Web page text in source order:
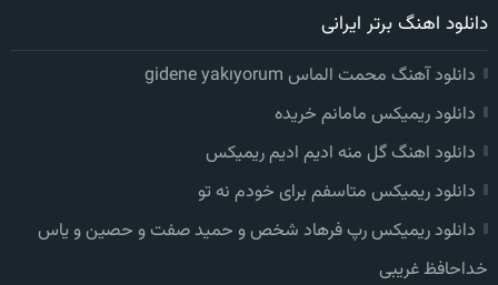
دانلود اهنگ برتر ایرانی
دانلود آهنگ محمت الماس gidene yakıyorum
دانلود ریمیکس مامانم خریده
دانلود اهنگ گل منه ادیم ادیم ریمیکس
دانلود ریمیکس متاسفم برای خودم نه تو
دانلود ریمیکس رپ فرهاد شخص و حمید صفت و حصین و یاس
خداحافظ غریبی